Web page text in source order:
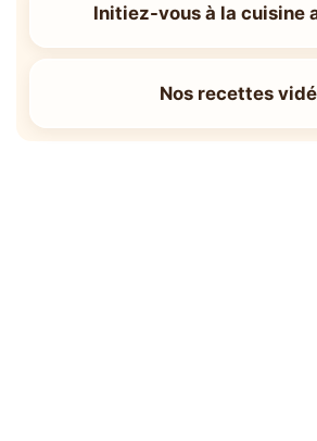
Initiez-vous à la cuisine
Nos recettes